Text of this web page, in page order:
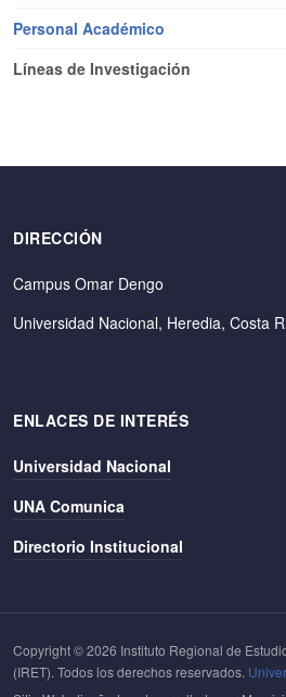
Personal Académico
Líneas de Investigación
DIRECCIÓN
Campus Omar Dengo
Universidad Nacional, Heredia, Costa
ENLACES DE INTERÉS
Universidad Nacional
UNA Comunica
Directorio Institucional
Copyright © 2026 Instituto Regional de
(IRET). Todos los derechos reservados.